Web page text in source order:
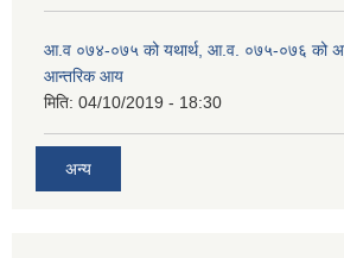
आ.व ०७४-०७५ को यथार्थ, आ.व. ०७५-०७६ को
आन्तरिक आय
मिति: 04/10/2019 - 18:30
अन्य